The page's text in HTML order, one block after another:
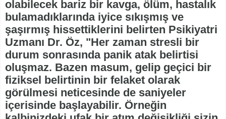
olabilecek bariz bir kavga, ölüm, hastalık
bulamadıklarında iyice sıkışmış ve
şaşırmış hissettiklerini belirten Psikiyatri
Uzmanı Dr. Öz, "Her zaman stresli bir
durum sonrasında panik atak belirtisi
oluşmaz. Bazen masum, gelip geçici bir
fiziksel belirtinin bir felaket olarak
görülmesi neticesinde de saniyeler
içerisinde başlayabilir. Örneğin